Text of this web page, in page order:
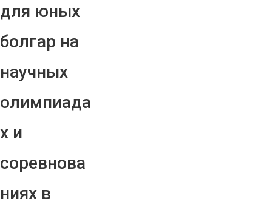
для юных
болгар на
научных
олимпиада
х и
соревнова
ниях в